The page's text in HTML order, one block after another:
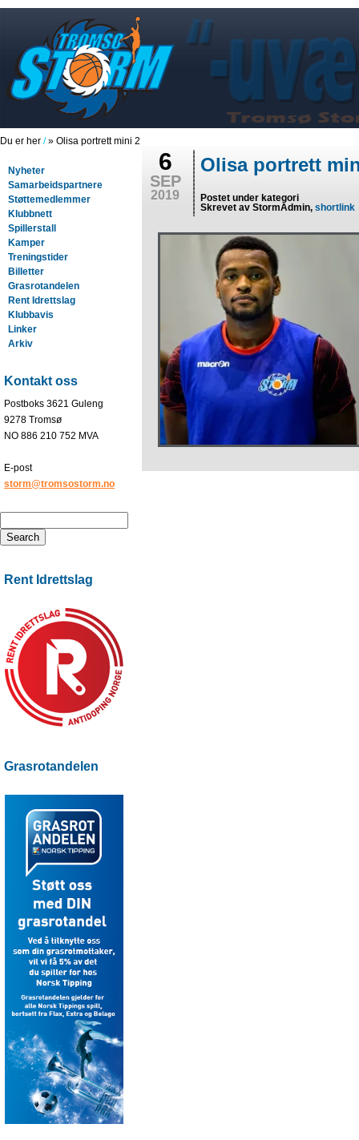
Du er her /» Olisa portrett mini 2
Nyheter
Samarbeidspartnere
Støttemedlemmer
Klubbnett
Spillerstall
Kamper
Treningstider
Billetter
Grasrotandelen
Rent Idrettslag
Klubbavis
Linker
Arkiv
Kontakt oss
Postboks 3621 Guleng
9278 Tromsø
NO 886 210 752 MVA
E-post
storm@tromsostorm.no
Rent Idrettslag
Grasrotandelen
6
SEP
2019
Olisa portrett
Postet under kategori
Skrevet av StormAdmin,shortlink